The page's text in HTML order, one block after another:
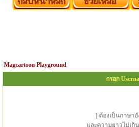
Magcartoon Playground
กรอก
[ ต้องเป็นภาษา
และความยาวไม่เกิ